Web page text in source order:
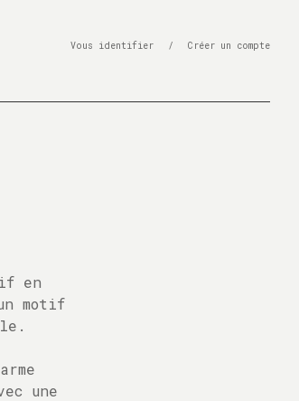
Vous identifier / Créer un compte
en
motif
une